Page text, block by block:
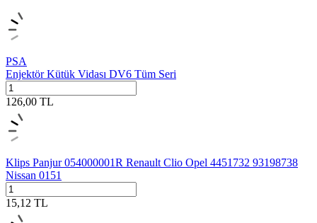
PSA
Enjektör Kütük Vidası DV6 Tüm Seri
126,00 TL
Klips Panjur 054000001R Renault Clio Opel 4451732 93198738
Nissan 0151
15,12 TL